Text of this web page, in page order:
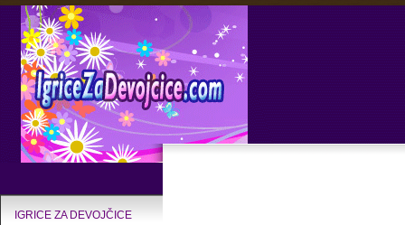
IGRICE ZA DEVOJČICE